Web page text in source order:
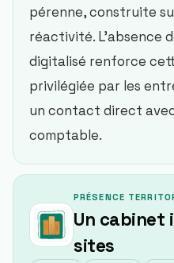
pérenne, construite
réactivité. L’absence
digitalisé renforce
privilégiée par les
un contact direct
comptable.
PRÉSENCE
Un cabinet
sites